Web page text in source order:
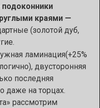
краями —
(золотой дуб,
ламинация(+25%
двусторонняя
последняя
даже на торцах.
рассмотрим